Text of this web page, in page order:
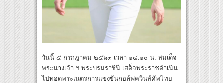
วันนี้ ๕ กรกฎาคม ๒๕๖๙ เวลา ๑๔.๑๐ น. สมเด็จ
พระนางเจ้า ฯ พระบรมราชินี เสด็จพระราชดำเนิน
ไปทอดพระเนตรการแข่งขันกอล์ฟควีนส์คัพไทย